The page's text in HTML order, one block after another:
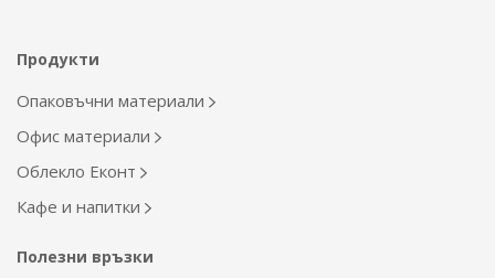
Продукти
Опаковъчни материали
Офис материали
Облекло Еконт
Кафе и напитки
Полезни връзки